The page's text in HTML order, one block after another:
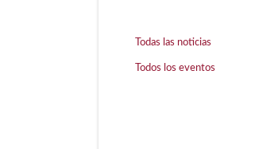
Todas las noticias
Todos los eventos